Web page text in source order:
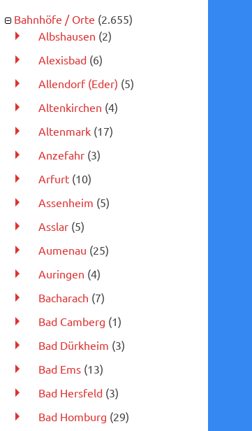
Bahnhöfe / Orte (2.655)
Albshausen (2)
Alexisbad(6)
Allendorf (Eder) (5)
Altenkirchen (4)
Altenmark(17)
Anzefahr(3)
Arfurt(10)
Assenheim (5)
Asslar(5)
Aumenau (25)
Auringen (4)
Bacharach (7)
Bad Camberg (1)
Bad Dürkheim (3)
Bad Ems(13)
Bad Hersfeld(3)
Bad Homburg (29)